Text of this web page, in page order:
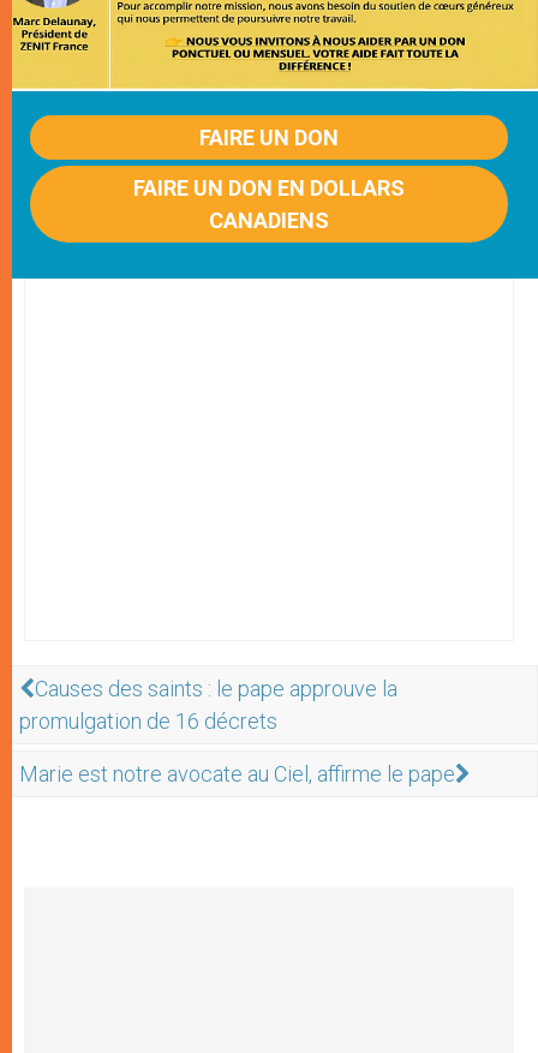
FAIRE UN DON
FAIRE UN DON EN DOLLARS
CANADIENS
Causes des saints : le pape approuve la
promulgation de 16 décrets
Marie est notre avocate au Ciel, affirme le pape